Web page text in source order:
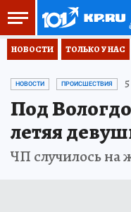
НОВОСТИ ТОЛЬКО У НАС
НОВОСТИ ПРОИСШЕСТВИЯ
Под
летяя
ЧП случилось на